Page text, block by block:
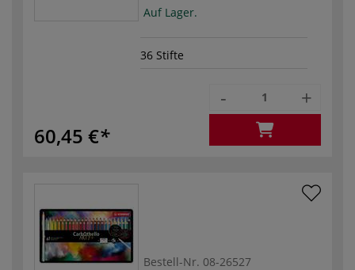
Auf Lager.
36 Stifte
60,45 €
- +
Bestell-Nr. 08-26527